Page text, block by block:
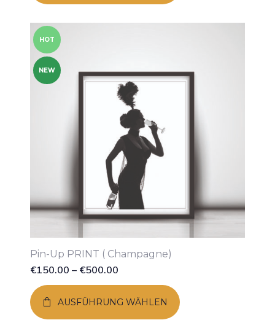
HOT
NEW
Pin-Up PRINT ( Champagne)
€150.00 – €500.00
AUSFÜHRUNG WÄHLEN